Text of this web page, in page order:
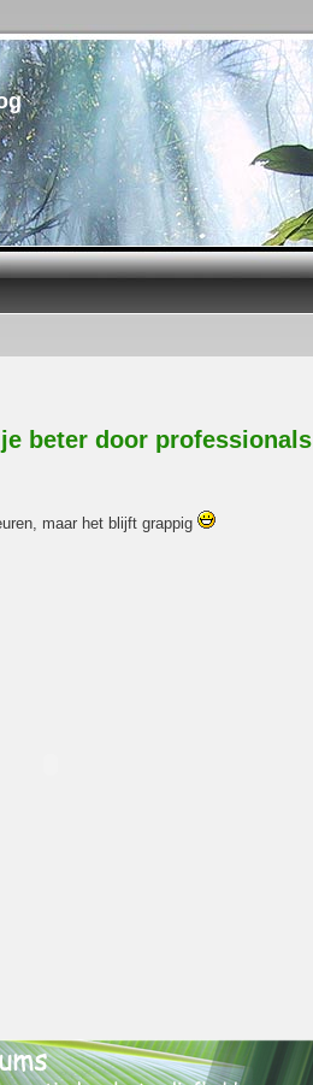
beter door professionals
maar het blijft grappig